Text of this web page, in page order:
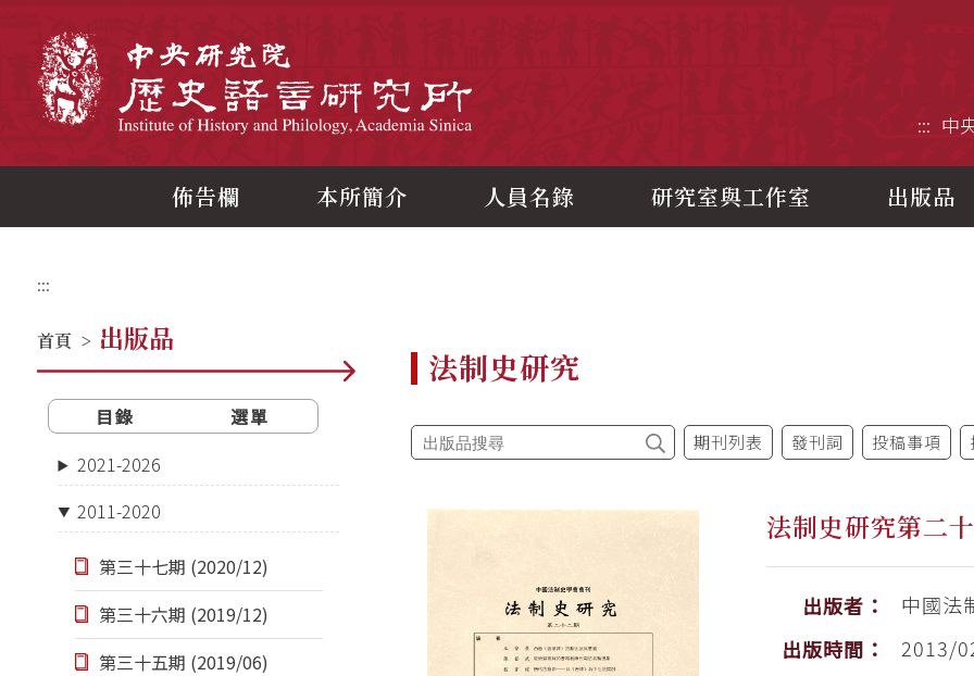
::: 中
佈告欄 本所簡介 人員名錄 研究室與工作室 出版品
:::
首頁 > 出版品
目錄
選單
2021-2026
2011-2020
第三十七期 (2020/12)
第三十六期 (2019/12)
第三十五期 (2019/06)
法制史研究
期刊列表 發刊詞 投稿事項
法制史研究第二
出版者：
中國法
出版時間：
2013/